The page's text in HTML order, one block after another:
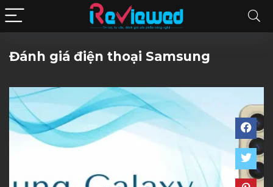
Đánh giá điện thoại Samsung